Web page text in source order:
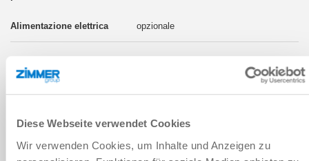
Diese Webseite verwendet Cookies
Wir verwenden Cookies, um Inhalte und Anzeigen zu
opzionale
HWR2031L
manuali